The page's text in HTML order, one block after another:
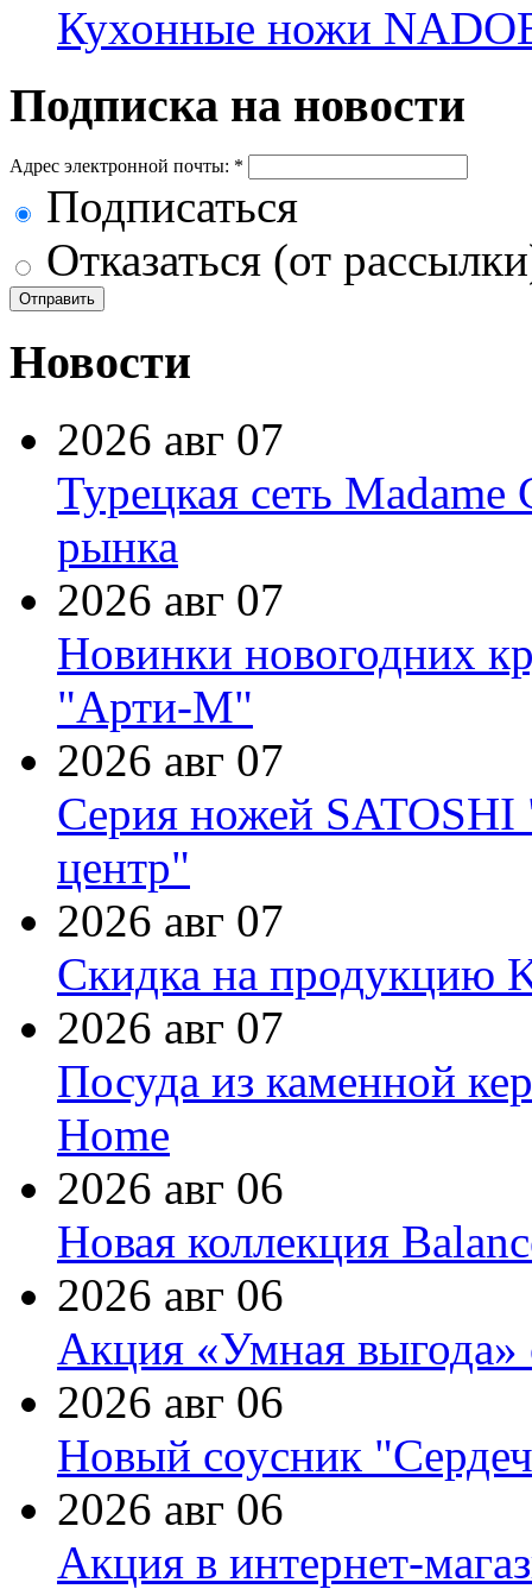
Кухонные ножи
Подписка на новости
Адрес электронной почты: *
Подписаться
Отказаться (от
Новости
2026 авг 07
Турецкая сеть Madame
рынка
2026 авг 07
Новинки новогодних
"Арти-М"
2026 авг 07
Серия ножей
центр"
2026 авг 07
Скидка на продукцию
2026 авг 07
Посуда из каменной
Home
2026 авг 06
Новая коллекция
2026 авг 06
Акция «Умная выгода»
2026 авг 06
Новый соусник
2026 авг 06
Акция в интернет-